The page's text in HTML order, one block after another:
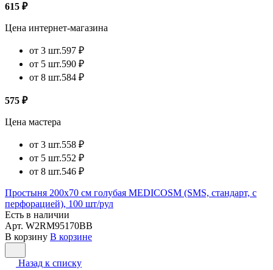
615 ₽
Цена интернет-магазина
от 3 шт.597 ₽
от 5 шт.590 ₽
от 8 шт.584 ₽
575 ₽
Цена мастера
от 3 шт.558 ₽
от 5 шт.552 ₽
от 8 шт.546 ₽
Простыня 200х70 см голубая MEDICOSM (SMS, стандарт, с
перфорацией), 100 шт/рул
Есть в наличии
Арт. W2RM95170BB
В корзину В корзине
Назад к списку